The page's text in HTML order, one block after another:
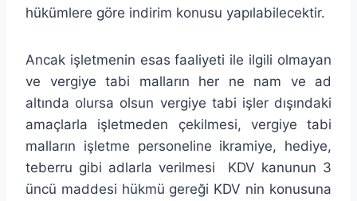
hükümlere göre indirim konusu yapılabilecektir.
Ancak işletmenin esas faaliyeti ile ilgili olmayan
ve vergiye tabi malların her ne nam ve ad
altında olursa olsun vergiye tabi işler dışındaki
amaçlarla işletmeden çekilmesi, vergiye tabi
malların işletme personeline ikramiye, hediye,
teberru gibi adlarla verilmesi KDV kanunun 3
üncü maddesi hükmü gereği KDV nin konusuna